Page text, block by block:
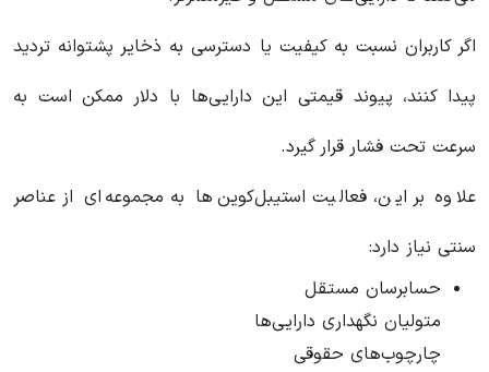
اگر کاربران نسبت به کیفیت یا دسترسی به ذخایر پشتوانه تردید
پیدا کنند، پیوند قیمتی این دارایی‌ها با دلار ممکن است به
سرعت تحت فشار قرار گیرد.
علاوه بر این، فعالیت استیبل‌کوین‌ها به مجموعه‌ای از عناصر
سنتی نیاز دارد:
حسابرسان مستقل
متولیان نگهداری دارایی‌ها
چارچوب‌های حقوقی